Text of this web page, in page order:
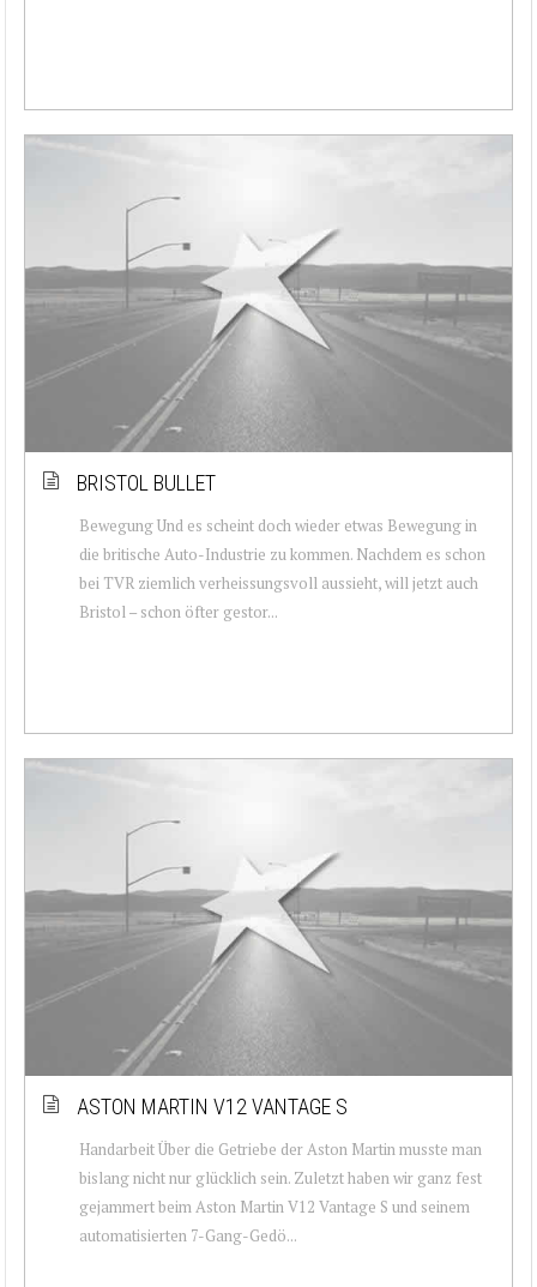
BRISTOL BULLET
Bewegung Und es scheint doch wieder etwas Bewegung in
die britische Auto-Industrie zu kommen. Nachdem es schon
bei TVR ziemlich verheissungsvoll aussieht, will jetzt auch
Bristol – schon öfter gestor...
ASTON MARTIN V12 VANTAGE S
Handarbeit Über die Getriebe der Aston Martin musste man
bislang nicht nur glücklich sein. Zuletzt haben wir ganz fest
gejammert beim Aston Martin V12 Vantage S und seinem
automatisierten 7-Gang-Gedö...